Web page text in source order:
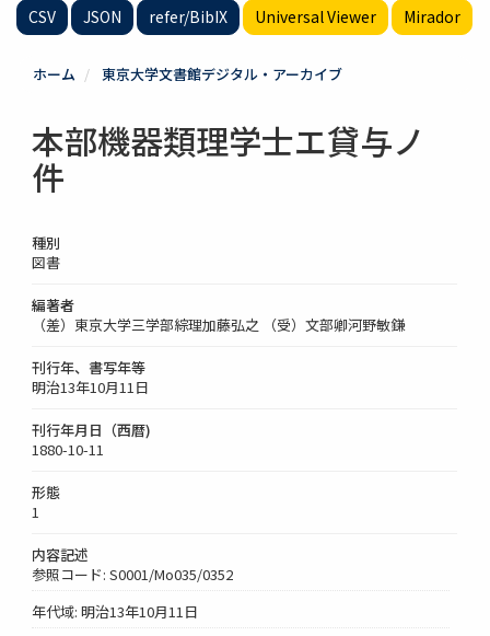
CSV JSON refer/BibIX Universal Viewer Mirador
ホーム 東京大学文書館デジタル・アーカイブ
本部機器類理学士エ貸与ノ
件
種別
図書
編著者
（差）東京大学三学部綜理加藤弘之 （受）文部卿河野敏鎌
刊行年、書写年等
明治13年10月11日
刊行年月日（西暦)
1880-10-11
形態
1
内容記述
参照コード: S0001/Mo035/0352
年代域: 明治13年10月11日